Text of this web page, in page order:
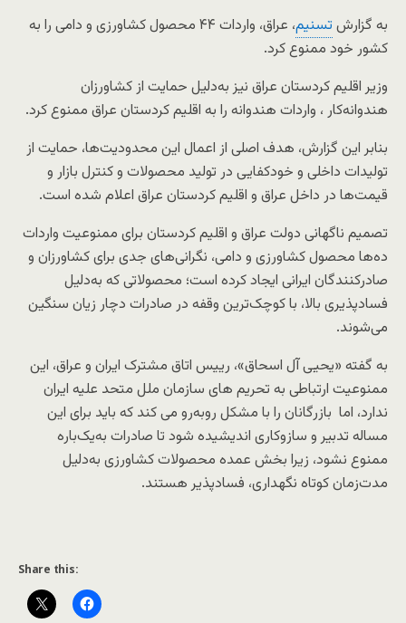
به گزارش تسنیم
، عراق، واردات ۴۴ محصول کشاورزی و دامی را به
کشور خود ممنوع کرد.
وزیر اقلیم کردستان عراق نیز به‌دلیل حمایت از کشاورزان
هندوانه‌کار ، واردات هندوانه را به اقلیم کردستان عراق ممنوع کرد.
بنابر این گزارش، هدف اصلی از اعمال این محدودیت‌ها، حمایت از
تولیدات داخلی و خودکفایی در تولید محصولات و کنترل بازار و
قیمت‌ها در داخل عراق و اقلیم کردستان عراق اعلام شده است.
تصمیم ناگهانی دولت عراق و اقلیم کردستان برای ممنوعیت واردات
ده‌ها محصول کشاورزی و دامی، نگرانی‌های جدی برای کشاورزان و
صادرکنندگان ایرانی ایجاد کرده است؛ محصولاتی که به‌دلیل
فساد‌پذیری بالا، با کوچک‌ترین وقفه در صادرات دچار زیان سنگین
می‌شوند.
به گفته «یحیی آل اسحاق»، رییس اتاق مشترک ایران و عراق، این
ممنوعیت ارتباطی به تحریم های سازمان ملل متحد علیه ایران
ندارد، اما بازرگانان را با مشکل روبه‌رو می کند که باید برای این
مساله تدبیر و ساز‌وکاری اندیشیده شود تا صادرات به‌یک‌باره
ممنوع نشود، زیرا بخش عمده محصولات کشاورزی به‌دلیل
مدت‌زمان کوتاه نگهداری، فساد‌پذیر هستند.
Share this: